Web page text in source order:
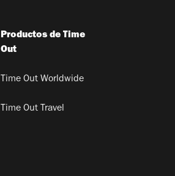
Productos de Time
Out
Time Out Worldwide
Time Out Travel